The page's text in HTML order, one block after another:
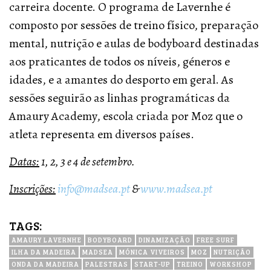
carreira docente. O programa de Lavernhe é
composto por sessões de treino físico, preparação
mental, nutrição e aulas de bodyboard destinadas
aos praticantes de todos os níveis, géneros e
idades, e a amantes do desporto em geral. As
sessões seguirão as linhas programáticas da
Amaury Academy, escola criada por Moz que o
atleta representa em diversos países.
Datas:1, 2, 3 e 4 de setembro.
Inscrições:info@madsea.pt&www.madsea.pt
TAGS:
AMAURY LAVERNHE BODYBOARD DINAMIZAÇÃO
FREE SURF
ILHA DA MADEIRA
MADSEA MÓNICA VIVEIROS MOZ
NUTRIÇÃO
ONDA DA MADEIRA
PALESTRAS START-UP TREINO WORKSHOP